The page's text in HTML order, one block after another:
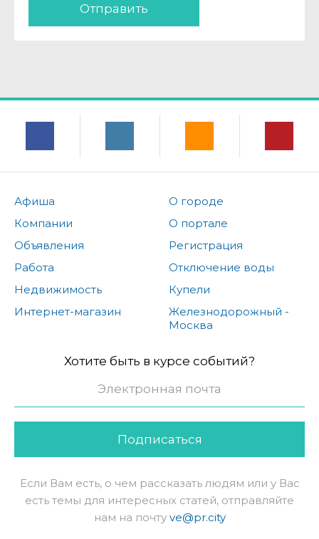
Отправить
Афиша
Компании
Объявления
Работа
Недвижимость
Интернет-магазин
О городе
О портале
Регистрация
Отключение воды
Купели
Железнодорожный -
Москва
Хотите быть в курсе событий?
Подписаться
Если Вам есть, о чем рассказать людям или у Вас
есть темы для интересных статей, отправляйте
нам на почту ve@pr.city